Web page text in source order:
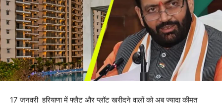
17 जनवरी हरियाणा में फ्लैट और प्लॉट खरीदने वालों को अब ज्यादा कीमत